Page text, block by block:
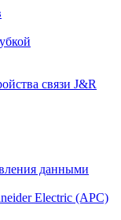
связи J&R
данными
Electric (APC)